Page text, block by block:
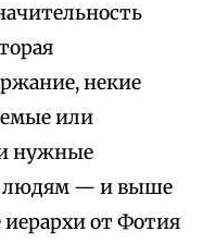
некие
или
нужные
людям — и выше
от Фотия